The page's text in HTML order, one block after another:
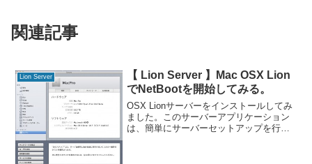
関連記事
Lion Server
【 Lion Server 】Mac OSX Lion
でNetBootを開始してみる。
OSX Lionサーバーをインストールしてみ
ました。このサーバーアプリケーション
は、簡単にサーバーセットアップを行